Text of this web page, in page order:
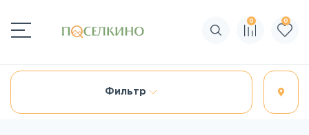
Поиск по сайту
0 0
Фильтр